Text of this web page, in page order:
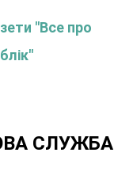
"Все про
СЛУЖБА